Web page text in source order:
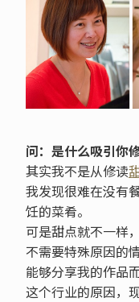
问：是什么吸引你
其实我不是从修读
我发现很难在没有
饪的菜肴。
可是甜点就不一样
不需要特殊原因的
能够分享我的作品
这个行业的原因，